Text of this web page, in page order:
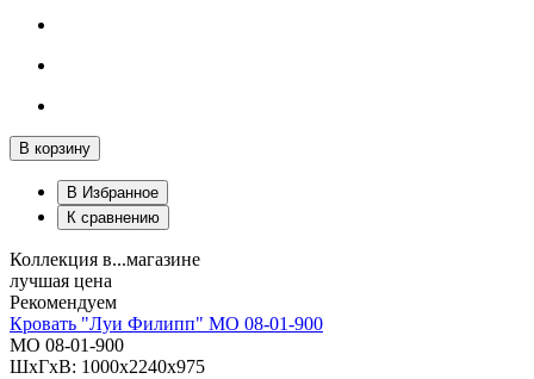
В корзину
В Избранное
К сравнению
Коллекция в...магазине
лучшая цена
Рекомендуем
Кровать "Луи Филипп" МО 08-01-900
МО 08-01-900
ШхГхВ: 1000х2240х975